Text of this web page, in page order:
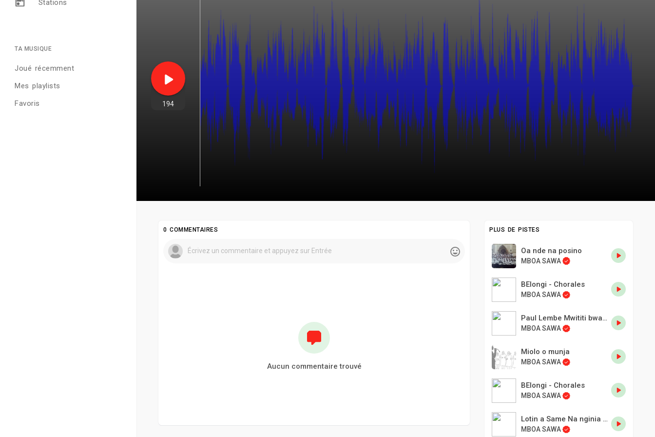
Stations
TA MUSIQUE
Joué récemment
Mes playlists
Favoris
194
0 COMMENTAIRES
Aucun commentaire trouvé
PLUS DE PISTES
Oa nde na posino
MBOA SAWA
BElongi - Chorales
MBOA SAWA
Paul Lembe Mwititi bwaba to ne.
MBOA SAWA
Miolo o munja
MBOA SAWA
BElongi - Chorales
MBOA SAWA
Lotin a Same Na nginia bwanga.
MBOA SAWA